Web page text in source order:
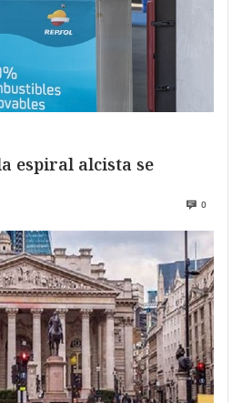
la espiral alcista se
0